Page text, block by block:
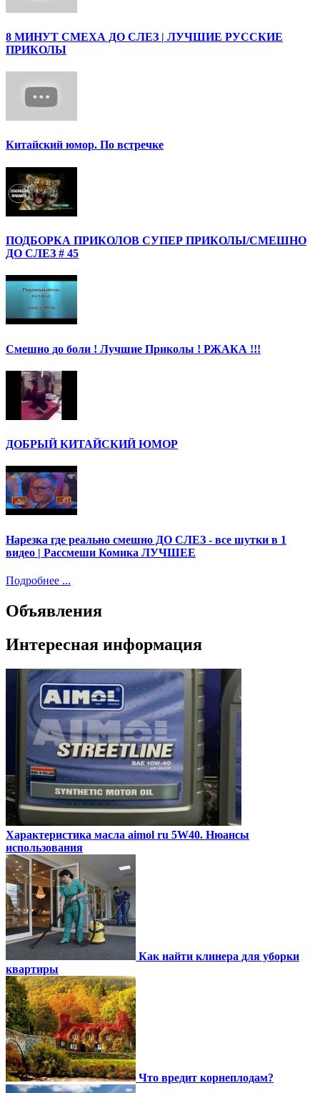
8 МИНУТ СМЕХА ДО СЛЕЗ | ЛУЧШИЕ РУССКИЕ
ПРИКОЛЫ
Китайский юмор. По встречке
ПОДБОРКА ПРИКОЛОВ СУПЕР ПРИКОЛЫ/СМЕШНО
ДО СЛЕЗ # 45
Смешно до боли ! Лучшие Приколы ! РЖАКА !!!
ДОБРЫЙ КИТАЙСКИЙ ЮМОР
Нарезка где реально смешно ДО СЛЕЗ - все шутки в 1
видео | Рассмеши Комика ЛУЧШЕЕ
Подробнее ...
Объявления
Интересная информация
Характеристика масла aimol ru 5W40. Нюансы
использования
Как найти клинера для уборки
квартиры
Что вредит корнеплодам?